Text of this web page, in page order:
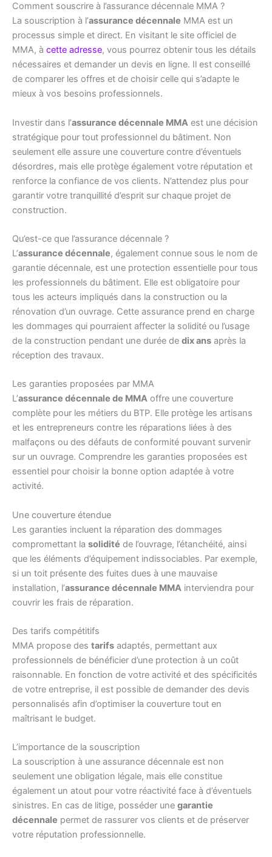
Comment souscrire à l’assurance décennale MMA ?
La souscription à l’assurance décennale MMA est un
processus simple et direct. En visitant le site officiel de
MMA, à cette adresse, vous pourrez obtenir tous les détails
nécessaires et demander un devis en ligne. Il est conseillé
de comparer les offres et de choisir celle qui s’adapte le
mieux à vos besoins professionnels.
Investir dans l’assurance décennale MMA est une décision
stratégique pour tout professionnel du bâtiment. Non
seulement elle assure une couverture contre d’éventuels
désordres, mais elle protège également votre réputation et
renforce la confiance de vos clients. N’attendez plus pour
garantir votre tranquillité d’esprit sur chaque projet de
construction.
Qu’est-ce que l’assurance décennale ?
L’assurance décennale, également connue sous le nom de
garantie décennale, est une protection essentielle pour tous
les professionnels du bâtiment. Elle est obligatoire pour
tous les acteurs impliqués dans la construction ou la
rénovation d’un ouvrage. Cette assurance prend en charge
les dommages qui pourraient affecter la solidité ou l’usage
de la construction pendant une durée de dix ans après la
réception des travaux.
Les garanties proposées par MMA
L’assurance décennale de MMA offre une couverture
complète pour les métiers du BTP. Elle protège les artisans
et les entrepreneurs contre les réparations liées à des
malfaçons ou des défauts de conformité pouvant survenir
sur un ouvrage. Comprendre les garanties proposées est
essentiel pour choisir la bonne option adaptée à votre
activité.
Une couverture étendue
Les garanties incluent la réparation des dommages
compromettant la solidité de l’ouvrage, l’étanchéité, ainsi
que les éléments d’équipement indissociables. Par exemple,
si un toit présente des fuites dues à une mauvaise
installation, l’assurance décennale MMA interviendra pour
couvrir les frais de réparation.
Des tarifs compétitifs
MMA propose des tarifs adaptés, permettant aux
professionnels de bénéficier d’une protection à un coût
raisonnable. En fonction de votre activité et des spécificités
de votre entreprise, il est possible de demander des devis
personnalisés afin d’optimiser la couverture tout en
maîtrisant le budget.
L’importance de la souscription
La souscription à une assurance décennale est non
seulement une obligation légale, mais elle constitue
également un atout pour votre réactivité face à d’éventuels
sinistres. En cas de litige, posséder une garantie
décennale permet de rassurer vos clients et de préserver
votre réputation professionnelle.